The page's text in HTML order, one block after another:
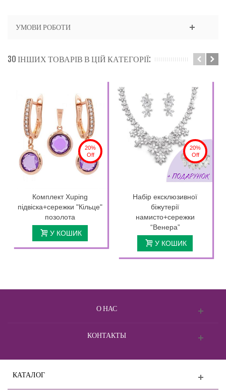
УМОВИ РОБОТИ
30 ІНШИХ ТОВАРІВ В ЦІЙ КАТЕГОРІЇ:
20%
Off
Комплект Xuping
підвіска+сережки "Кільце"
позолота
У КОШИК
20%
Off
Набір ексклюзивної
біжутерії
намисто+сережки
“Венера”
У КОШИК
О НАС
КОНТАКТЫ
КАТАЛОГ